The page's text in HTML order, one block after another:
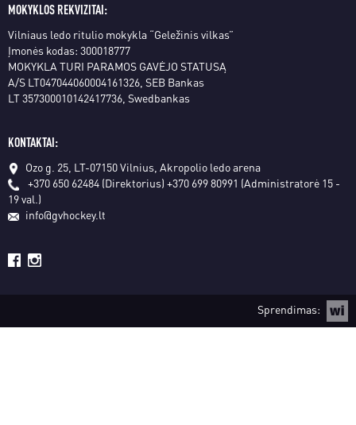
MOKYKLOS REKVIZITAI:
Vilniaus ledo ritulio mokykla “Geležinis vilkas”
Įmonės kodas: 300018777
MOKYKLA TURI PARAMOS GAVĖJO STATUSĄ
A/S LT047044060004161326, SEB Bankas
LT 357300010142417736, Swedbankas
KONTAKTAI:
Ozo g. 25, LT-07150 Vilnius, Akropolio ledo arena
+370 650 62484 (Direktorius) +370 699 80991 (Administratorė 15 -
19 val.)
info@gvhockey.lt
Sprendimas: